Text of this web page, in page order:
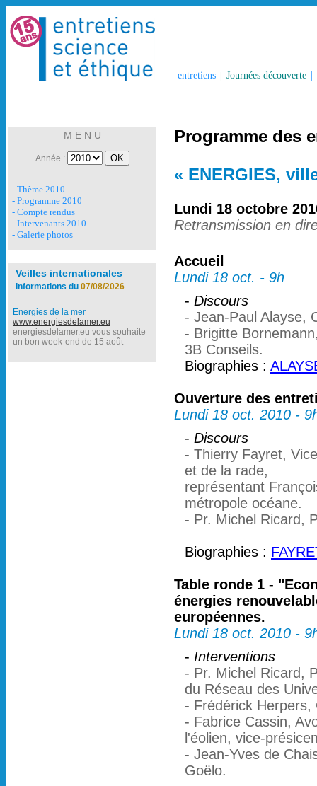
entretiens | Journées découverte
M E N U
Année :
- Thème 2010
- Programme 2010
- Compte rendus
- Intervenants 2010
- Galerie photos
Veilles internationales
Informations du 07/08/2026
Energies de la mer
www.energiesdelamer.eu
energiesdelamer.eu vous souhaite
un bon week-end de 15 août
Programme des
« ENERGIES,
Lundi 18 octobre
Retransmission en
Accueil
Lundi 18 oct. - 9h
- Discours
- Jean-Paul Alayse,
- Brigitte
3B Conseils.
Biographies :
Ouverture des
Lundi 18 oct. 2010 -
- Discours
- Thierry Fayret,
et de la rade,
représentant
métropole océane.
- Pr. Michel Ricard,
Biographies :
Table ronde 1 -
énergies
européennes.
Lundi 18 oct. 2010 -
- Interventions
- Pr. Michel Ricard,
du Réseau des
- Frédérick
- Fabrice Cassin,
l'éolien, vice-
- Jean-Yves de
Goëlo.